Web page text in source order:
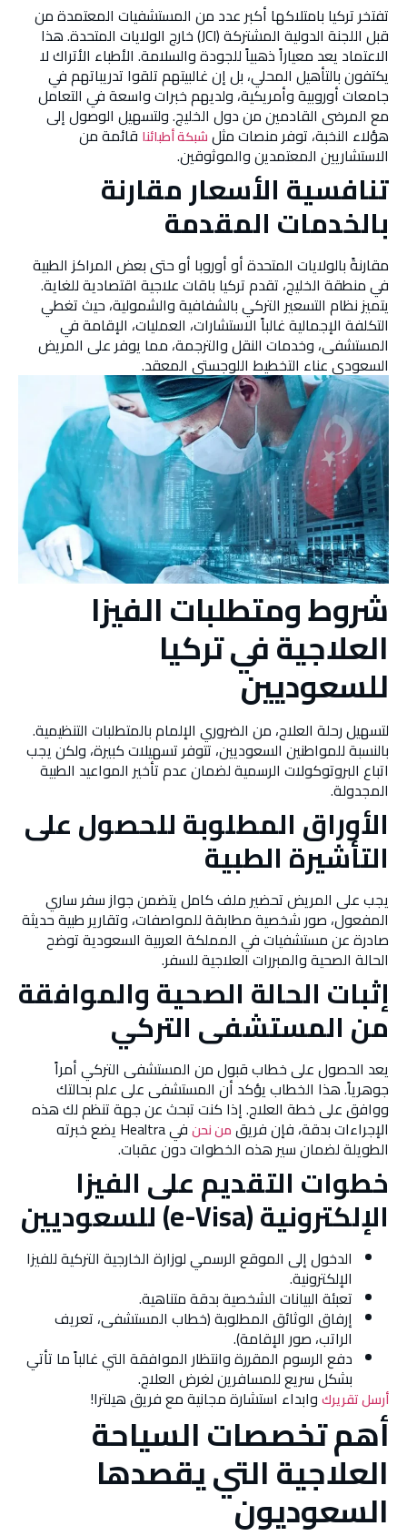
تفتخر تركيا بامتلاكها أكبر عدد من المستشفيات المعتمدة من
قبل اللجنة الدولية المشتركة (JCI) خارج الولايات المتحدة. هذا
الاعتماد يعد معياراً ذهبياً للجودة والسلامة. الأطباء الأتراك لا
يكتفون بالتأهيل المحلي، بل إن غالبيتهم تلقوا تدريباتهم في
جامعات أوروبية وأمريكية، ولديهم خبرات واسعة في التعامل
مع المرضى القادمين من دول الخليج. ولتسهيل الوصول إلى
هؤلاء النخبة، توفر منصات مثلشبكة أطبائنا قائمة من
الاستشاريين المعتمدين والموثوقين.
تنافسية الأسعار مقارنة
بالخدمات المقدمة
مقارنةً بالولايات المتحدة أو أوروبا أو حتى بعض المراكز الطبية
في منطقة الخليج، تقدم تركيا باقات علاجية اقتصادية للغاية.
يتميز نظام التسعير التركي بالشفافية والشمولية، حيث تغطي
التكلفة الإجمالية غالباً الاستشارات، العمليات، الإقامة في
المستشفى، وخدمات النقل والترجمة، مما يوفر على المريض
السعودي عناء التخطيط اللوجستي المعقد.
شروط ومتطلبات الفيزا
العلاجية في تركيا
للسعوديين
لتسهيل رحلة العلاج، من الضروري الإلمام بالمتطلبات التنظيمية.
بالنسبة للمواطنين السعوديين، تتوفر تسهيلات كبيرة، ولكن يجب
اتباع البروتوكولات الرسمية لضمان عدم تأخير المواعيد الطبية
المجدولة.
الأوراق المطلوبة للحصول على
التأشيرة الطبية
يجب على المريض تحضير ملف كامل يتضمن جواز سفر ساري
المفعول، صور شخصية مطابقة للمواصفات، وتقارير طبية حديثة
صادرة عن مستشفيات في المملكة العربية السعودية توضح
الحالة الصحية والمبررات العلاجية للسفر.
إثبات الحالة الصحية والموافقة
من المستشفى التركي
يعد الحصول على خطاب قبول من المستشفى التركي أمراً
جوهرياً. هذا الخطاب يؤكد أن المستشفى على علم بحالتك
ووافق على خطة العلاج. إذا كنت تبحث عن جهة تنظم لك هذه
الإجراءات بدقة، فإن فريقمن نحن في Healtra يضع خبرته
الطويلة لضمان سير هذه الخطوات دون عقبات.
خطوات التقديم على الفيزا
الإلكترونية (e-Visa) للسعوديين
الدخول إلى الموقع الرسمي لوزارة الخارجية التركية للفيزا
الإلكترونية.
تعبئة البيانات الشخصية بدقة متناهية.
إرفاق الوثائق المطلوبة (خطاب المستشفى، تعريف
الراتب، صور الإقامة).
دفع الرسوم المقررة وانتظار الموافقة التي غالباً ما تأتي
بشكل سريع للمسافرين لغرض العلاج.
أرسل تقريركوابداء استشارة مجانية مع فريق هيلترا!
أهم تخصصات السياحة
العلاجية التي يقصدها
السعوديون